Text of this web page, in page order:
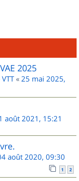
2025
« 25 mai 2025,
août 2021, 15:21
août 2020, 09:30
1 2